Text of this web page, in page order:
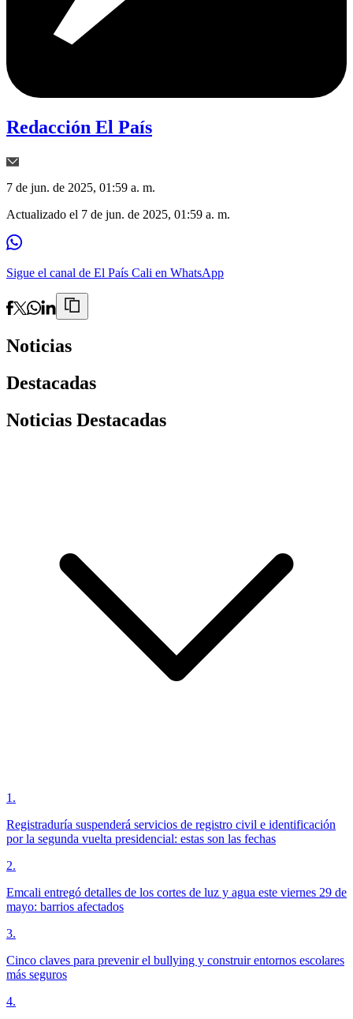
Redacción El País
7 de jun. de 2025, 01:59 a. m.
Actualizado el 7 de jun. de 2025, 01:59 a. m.
Sigue el canal de El País Cali en WhatsApp
Noticias
Destacadas
Noticias Destacadas
1 .
Registraduría suspenderá servicios de registro civil e identificación
por la segunda vuelta presidencial: estas son las fechas
2.
Emcali entregó detalles de los cortes de luz y agua este viernes 29 de
mayo: barrios afectados
3.
Cinco claves para prevenir el bullying y construir entornos escolares
más seguros
4.